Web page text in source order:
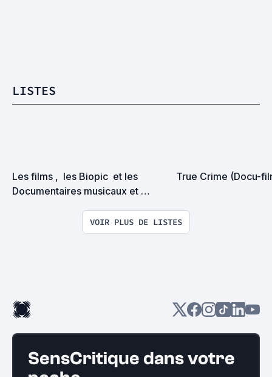
LISTES
Les films ,  les Biopic  et les
Documentaires musicaux et
théâtre que j'adore
True Crime (Docu-
VOIR PLUS DE LISTES
SensCritique dans votre